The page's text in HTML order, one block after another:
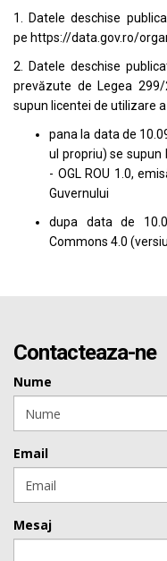
1. Datele deschise
pe https://data.gov.ro/
2. Datele deschise
prevăzute de Legea
supun licentei de utilizare
pana la data de
ul propriu) se supun
- OGL ROU 1.0,
Guvernului
dupa data de
Commons 4.0
Contacteaza-ne
Nume
Email
Mesaj